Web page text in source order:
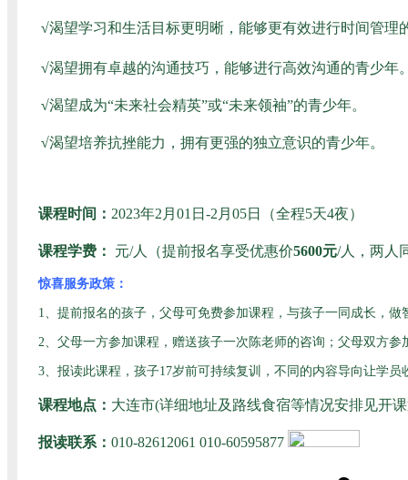
√渴望学习和生活目标更明晰，能够更有效进行时间管理
√渴望拥有卓越的沟通技巧，能够进行高效沟通的青少年
√渴望成为“未来社会精英”或“未来领袖”的青少年。
√渴望培养抗挫能力，拥有更强的独立意识的青少年。
课程时间： 2023年2月01日-2月05日（全程5天4夜）
课程学费： 元/人（提前报名享受优惠价5600元/人，两人
惊喜服务政策：
1、提前报名的孩子，父母可免费参加课程，与孩子一同成长，
2、父母一方参加课程，赠送孩子一次陈老师的咨询；父母双方
3、报读此课程，孩子17岁前可持续复训，不同的内容导向让学
课程地点： 大连市(详细地址及路线食宿等情况安排见开
报读联系： 010-82612061 010-60595877